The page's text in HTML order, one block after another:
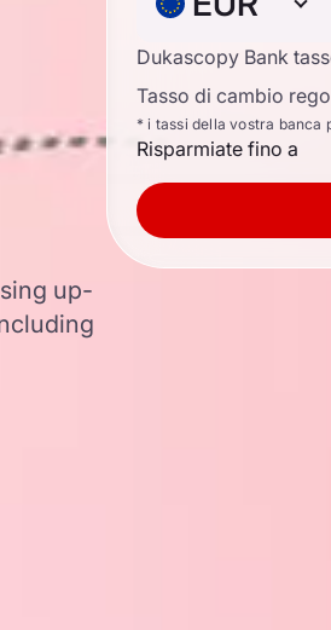
up-
Dukascopy Bank
Tasso di cambio
* i tassi della vostra banca
Risparmiate fino a